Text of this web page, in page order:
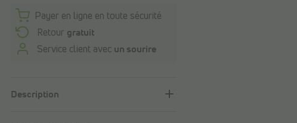
Payer en ligne en toute sécurité
Retour gratuit
Service client avec un sourire
Description